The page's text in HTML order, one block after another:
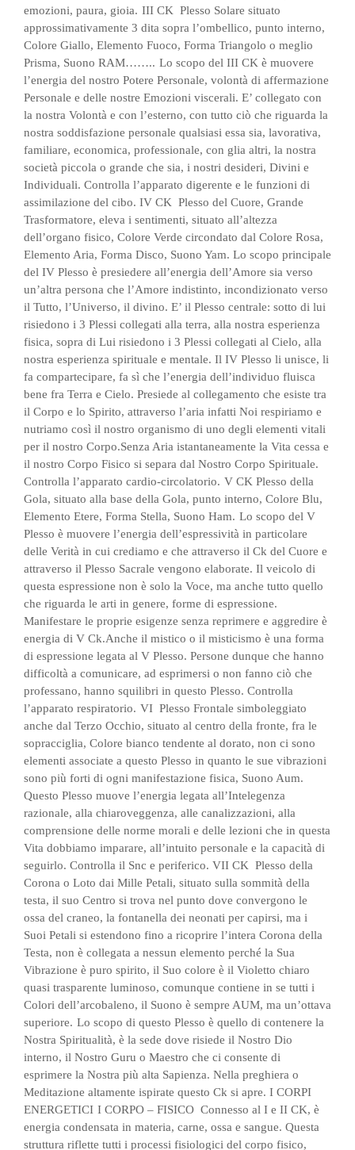
emozioni, paura, gioia. III CK Plesso Solare situato
approssimativamente 3 dita sopra l’ombellico, punto interno,
Colore Giallo, Elemento Fuoco, Forma Triangolo o meglio
Prisma, Suono RAM…….. Lo scopo del III CK è muovere
l’energia del nostro Potere Personale, volontà di affermazione
Personale e delle nostre Emozioni viscerali. E’ collegato con
la nostra Volontà e con l’esterno, con tutto ciò che riguarda la
nostra soddisfazione personale qualsiasi essa sia, lavorativa,
familiare, economica, professionale, con glia altri, la nostra
società piccola o grande che sia, i nostri desideri, Divini e
Individuali. Controlla l’apparato digerente e le funzioni di
assimilazione del cibo. IV CK Plesso del Cuore, Grande
Trasformatore, eleva i sentimenti, situato all’altezza
dell’organo fisico, Colore Verde circondato dal Colore Rosa,
Elemento Aria, Forma Disco, Suono Yam. Lo scopo principale
del IV Plesso è presiedere all’energia dell’Amore sia verso
un’altra persona che l’Amore indistinto, incondizionato verso
il Tutto, l’Universo, il divino. E’ il Plesso centrale: sotto di lui
risiedono i 3 Plessi collegati alla terra, alla nostra esperienza
fisica, sopra di Lui risiedono i 3 Plessi collegati al Cielo, alla
nostra esperienza spirituale e mentale. Il IV Plesso li unisce, li
fa compartecipare, fa sì che l’energia dell’individuo fluisca
bene fra Terra e Cielo. Presiede al collegamento che esiste tra
il Corpo e lo Spirito, attraverso l’aria infatti Noi respiriamo e
nutriamo così il nostro organismo di uno degli elementi vitali
per il nostro Corpo.Senza Aria istantaneamente la Vita cessa e
il nostro Corpo Fisico si separa dal Nostro Corpo Spirituale.
Controlla l’apparato cardio-circolatorio. V CK Plesso della
Gola, situato alla base della Gola, punto interno, Colore Blu,
Elemento Etere, Forma Stella, Suono Ham. Lo scopo del V
Plesso è muovere l’energia dell’espressività in particolare
delle Verità in cui crediamo e che attraverso il Ck del Cuore e
attraverso il Plesso Sacrale vengono elaborate. Il veicolo di
questa espressione non è solo la Voce, ma anche tutto quello
che riguarda le arti in genere, forme di espressione.
Manifestare le proprie esigenze senza reprimere e aggredire è
energia di V Ck.Anche il mistico o il misticismo è una forma
di espressione legata al V Plesso. Persone dunque che hanno
difficoltà a comunicare, ad esprimersi o non fanno ciò che
professano, hanno squilibri in questo Plesso. Controlla
l’apparato respiratorio. VI Plesso Frontale simboleggiato
anche dal Terzo Occhio, situato al centro della fronte, fra le
sopracciglia, Colore bianco tendente al dorato, non ci sono
elementi associate a questo Plesso in quanto le sue vibrazioni
sono più forti di ogni manifestazione fisica, Suono Aum.
Questo Plesso muove l’energia legata all’Intelegenza
razionale, alla chiaroveggenza, alle canalizzazioni, alla
comprensione delle norme morali e delle lezioni che in questa
Vita dobbiamo imparare, all’intuito personale e la capacità di
seguirlo. Controlla il Snc e periferico. VII CK Plesso della
Corona o Loto dai Mille Petali, situato sulla sommità della
testa, il suo Centro si trova nel punto dove convergono le
ossa del craneo, la fontanella dei neonati per capirsi, ma i
Suoi Petali si estendono fino a ricoprire l’intera Corona della
Testa, non è collegata a nessun elemento perché la Sua
Vibrazione è puro spirito, il Suo colore è il Violetto chiaro
quasi trasparente luminoso, comunque contiene in se tutti i
Colori dell’arcobaleno, il Suono è sempre AUM, ma un’ottava
superiore. Lo scopo di questo Plesso è quello di contenere la
Nostra Spiritualità, è la sede dove risiede il Nostro Dio
interno, il Nostro Guru o Maestro che ci consente di
esprimere la Nostra più alta Sapienza. Nella preghiera o
Meditazione altamente ispirate questo Ck si apre. I CORPI
ENERGETICI I CORPO – FISICO Connesso al I e II CK, è
energia condensata in materia, carne, ossa e sangue. Questa
struttura riflette tutti i processi fisiologici del corpo fisico,